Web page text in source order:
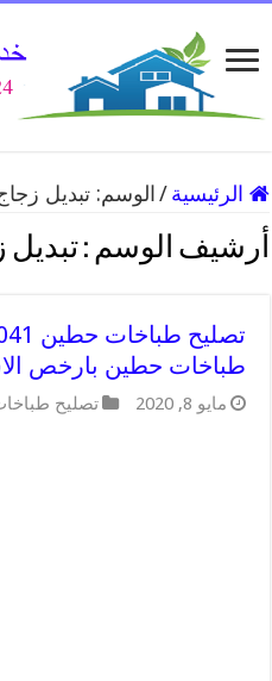
الرئيسية / الوسم:تبديل
أرشيف الوسم :
طباخات حطين بارخص
مايو 8, 2020 تصليح